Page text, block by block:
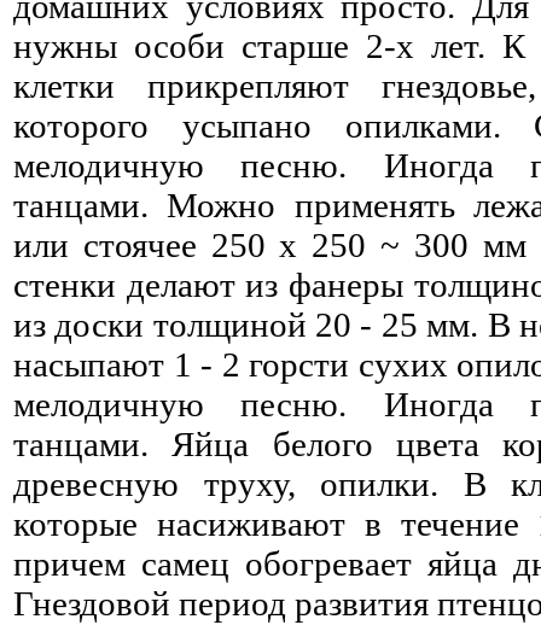
нужны особи старше 2-х лет. К
клетки прикрепляют
которого усыпано опилками.
мелодичную песню. Иногда
танцами. Можно применять
или стоячее 250 x 250 ~ 300 мм
стенки делают из фанеры
из доски толщиной 20 - 25 мм. В
насыпают 1 - 2 горсти сухих
мелодичную песню. Иногда
танцами. Яйца белого цвета
древесную труху, опилки. В
которые насиживают в течение
причем самец обогревает яйца
Гнездовой период развития